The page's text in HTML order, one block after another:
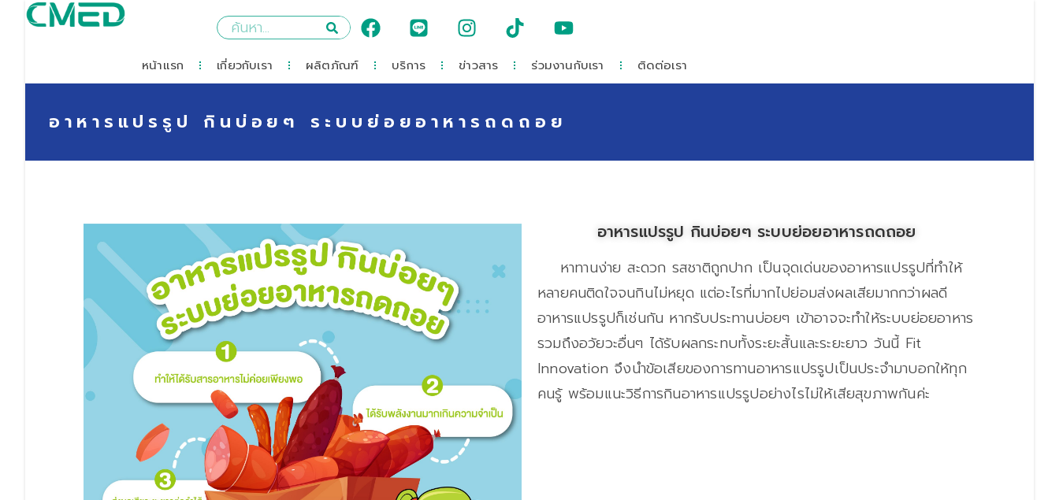
หน้าแรก เกี่ยวกับเรา ผลิตภัณฑ์ บริการ ข่าวสาร ร่วมงานกับเรา ติดต่อเรา
อาหารแปรรูป กินบ่อยๆ ระบบย่อยอาหารถดถอย
อาหารแปรรูป กินบ่อยๆ ระบบย่อยอาหารถดถอย
หาทานง่าย สะดวก รสชาติถูกปาก เป็นจุดเด่นของอาหารแปรรูปที่ทำให้
หลายคนติดใจจนกินไม่หยุด แต่อะไรที่มากไปย่อมส่งผลเสียมากกว่าผลดี
อาหารแปรรูปก็เช่นกัน หากรับประทานบ่อยๆ เข้าอาจจะทำให้ระบบย่อยอาหาร
รวมถึงอวัยวะอื่นๆ ได้รับผลกระทบทั้งระยะสั้นและระยะยาว วันนี้ Fit
Innovation จึงนำข้อเสียของการทานอาหารแปรรูปเป็นประจำมาบอกให้ทุก
คนรู้ พร้อมแนะวิธีการกินอาหารแปรรูปอย่างไรไม่ให้เสียสุขภาพกันค่ะ